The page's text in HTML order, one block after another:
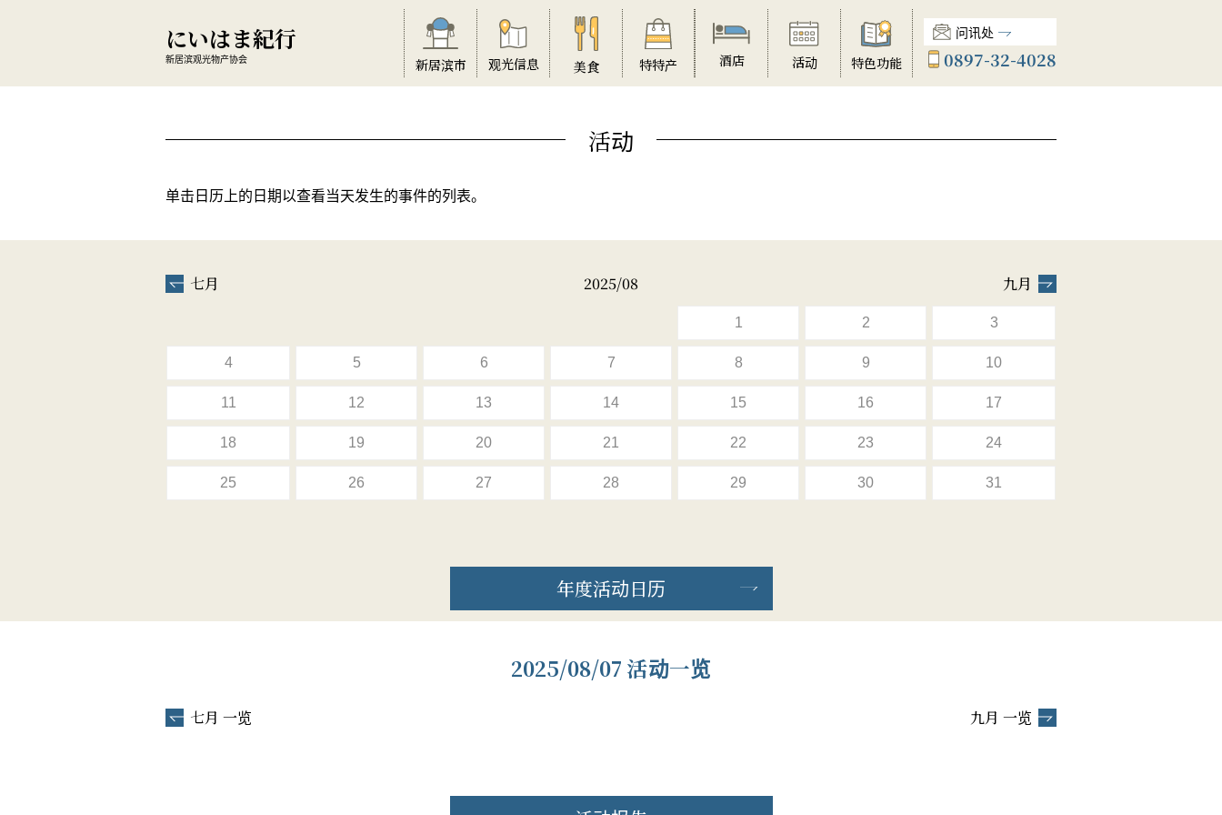
にいはま紀行
新居滨观光物产协会 新居滨市 观光信息 美食 特特产 酒店 活动 特色功能
问讯处
0897-32-4028
活动
单击日历上的日期以查看当天发生的事件的列表。
七月 2025/08 九月
1 2 3
4 5 6 7 8 9 10
11 12 13 14 15 16 17
18 19 20 21 22 23 24
25 26 27 28 29 30 31
年度活动日历
2025/08/07 活动一览
七月 一览 九月 一览